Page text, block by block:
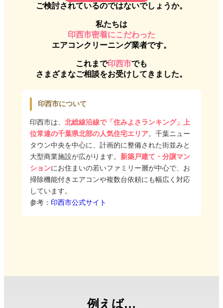
ご検討されているのではないでしょうか。
私たちは
印西市密着にこだわった
エアコンクリーニング業者です。
これまで印西市でも
さまざまなご相談をお受けしてきました。
印西市について
印西市は、 北総線沿線で「住みよさランキング」上
位常連の千葉県北部の人気住宅エリア。千葉ニュー
タウン中央を中心に、計画的に整備された街並みと
大型商業施設が広がります。 新築戸建て・分譲マン
ションにお住まいの若いファミリー層が中心で、お
掃除機能付きエアコンや複数台依頼にも幅広く対応
しています。
参考： 印西市公式サイト
例えば…